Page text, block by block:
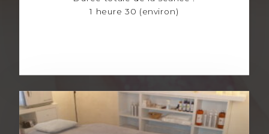
1 heure 30 (environ)